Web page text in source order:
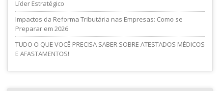
Líder Estratégico
Impactos da Reforma Tributária nas Empresas: Como se
Preparar em 2026
TUDO O QUE VOCÊ PRECISA SABER SOBRE ATESTADOS MÉDICOS
E AFASTAMENTOS!